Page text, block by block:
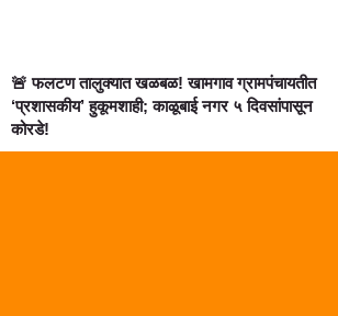
🚨 फलटण तालुक्यात खळबळ! खामगाव ग्रामपंचायतीत
‘प्रशासकीय’ हुकूमशाही; काळूबाई नगर ५ दिवसांपासून
कोरडे!